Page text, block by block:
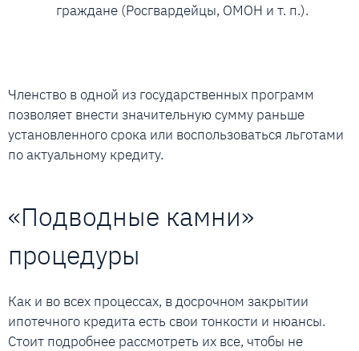
граждане (Росгвардейцы, ОМОН и т. п.).
Членство в одной из государственных программ
позволяет внести значительную сумму раньше
установленного срока или воспользоваться льготами
по актуальному кредиту.
«Подводные камни»
процедуры
Как и во всех процессах, в досрочном закрытии
ипотечного кредита есть свои тонкости и нюансы.
Стоит подробнее рассмотреть их все, чтобы не